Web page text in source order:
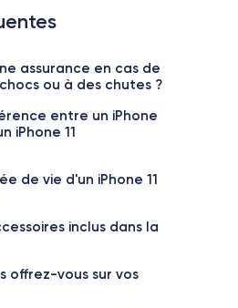
et poids iPhone 11
Système exploit.
iOS (iOS 26)
Poids
Résolution écran
assurance en cas de
ou à des chutes ?
entre un iPhone
iPhone 11
de vie d'un iPhone 11
inclus dans la
offrez-vous sur vos